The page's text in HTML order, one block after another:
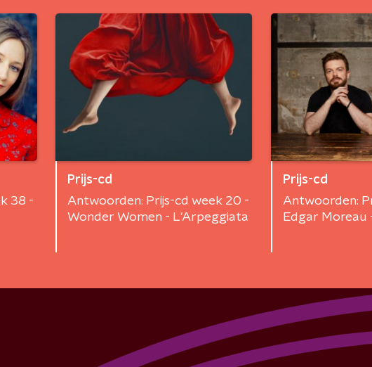
38 -
Prijs-cd
Antwoorden: Prijs-cd week 20 -
Wonder Women - L'Arpeggiata
Prijs-cd
Antwoorden:
Edgar Moreau